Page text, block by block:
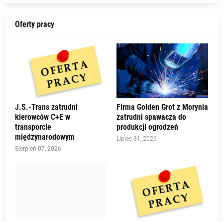
Oferty pracy
J.S.-Trans zatrudni
kierowców C+E w
transporcie
międzynarodowym
Sierpień 07, 2026
Firma Golden Grot z Morynia
zatrudni spawacza do
produkcji ogrodzeń
Lipiec 31, 2026